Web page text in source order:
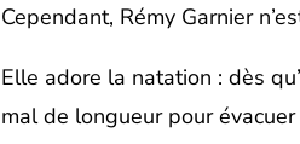
Cependant, Rémy Garnier
Elle adore la natation : dès
mal de longueur pour